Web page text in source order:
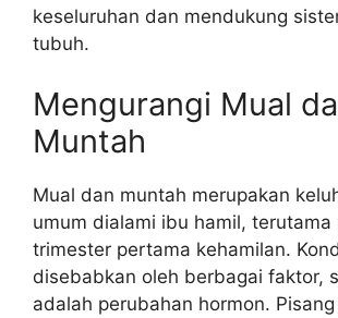
keseluruhan dan mendukung
tubuh.
Mengurangi Mual
Muntah
Mual dan muntah merupakan
umum dialami ibu hamil, terutama
trimester pertama kehamilan.
disebabkan oleh berbagai faktor,
adalah perubahan hormon.